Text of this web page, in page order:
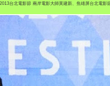
台北電影節 兩岸電影大師黃建新、焦雄屏台北電影